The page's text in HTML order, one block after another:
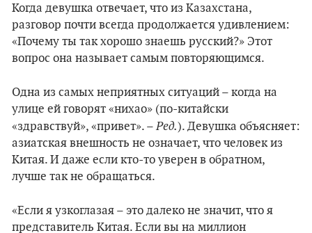
Когда девушка отвечает, что из Казахстана,
разговор почти всегда продолжается удивлением:
«Почему ты так хорошо знаешь русский?» Этот
вопрос она называет самым повторяющимся.
Одна из самых неприятных ситуаций – когда на
улице ей говорят «нихао» (по-китайски
«здравствуй», «привет». –Ред.). Девушка объясняет:
азиатская внешность не означает, что человек из
Китая. И даже если кто-то уверен в обратном,
лучше так не обращаться.
«Если я узкоглазая – это далеко не значит, что я
представитель Китая. Если вы на миллион